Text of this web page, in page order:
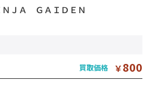
ＪＡ ＧＡＩＤＥＮ
買取価格 ￥800